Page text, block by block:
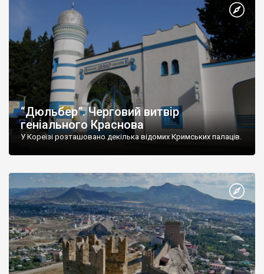
“Дюльбер”. Черговий витвір
геніального Краснова
У Кореїзі розташовано декілька відомих Кримських палаців.